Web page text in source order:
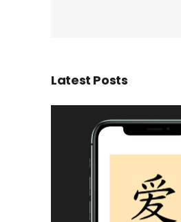
Latest Posts